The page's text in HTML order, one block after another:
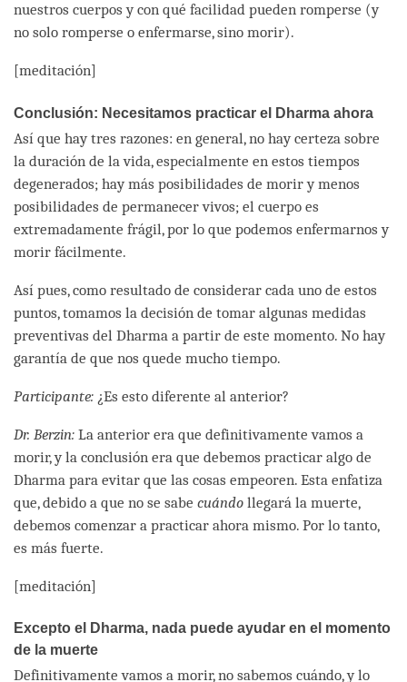
nuestros cuerpos y con qué facilidad pueden romperse (y
no solo romperse o enfermarse, sino morir).
[meditación]
Conclusión: Necesitamos practicar el Dharma ahora
Así que hay tres razones: en general, no hay certeza sobre
la duración de la vida, especialmente en estos tiempos
degenerados; hay más posibilidades de morir y menos
posibilidades de permanecer vivos; el cuerpo es
extremadamente frágil, por lo que podemos enfermarnos y
morir fácilmente.
Así pues, como resultado de considerar cada uno de estos
puntos, tomamos la decisión de tomar algunas medidas
preventivas del Dharma a partir de este momento. No hay
garantía de que nos quede mucho tiempo.
Participante: ¿Es esto diferente al anterior?
Dr. Berzin: La anterior era que definitivamente vamos a
morir, y la conclusión era que debemos practicar algo de
Dharma para evitar que las cosas empeoren. Esta enfatiza
que, debido a que no se sabe cuándo llegará la muerte,
debemos comenzar a practicar ahora mismo. Por lo tanto,
es más fuerte.
[meditación]
Excepto el Dharma, nada puede ayudar en el momento
de la muerte
Definitivamente vamos a morir, no sabemos cuándo, y lo